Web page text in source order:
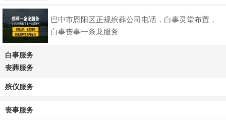
巴中市恩阳区正规殡葬公司电话，白事灵堂布置，
白事丧事一条龙服务
白事服务
丧葬服务
殡仪服务
丧事服务